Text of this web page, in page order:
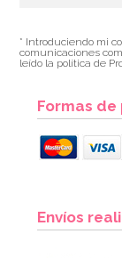
* Introduciendo mi
comunicaciones
leído la política de
Formas de
Envíos